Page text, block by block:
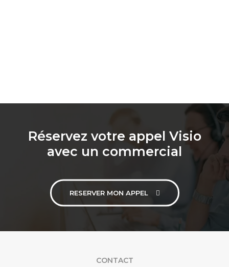
Réservez votre appel Visio
avec un commercial
RESERVER MON APPEL
CONTACT